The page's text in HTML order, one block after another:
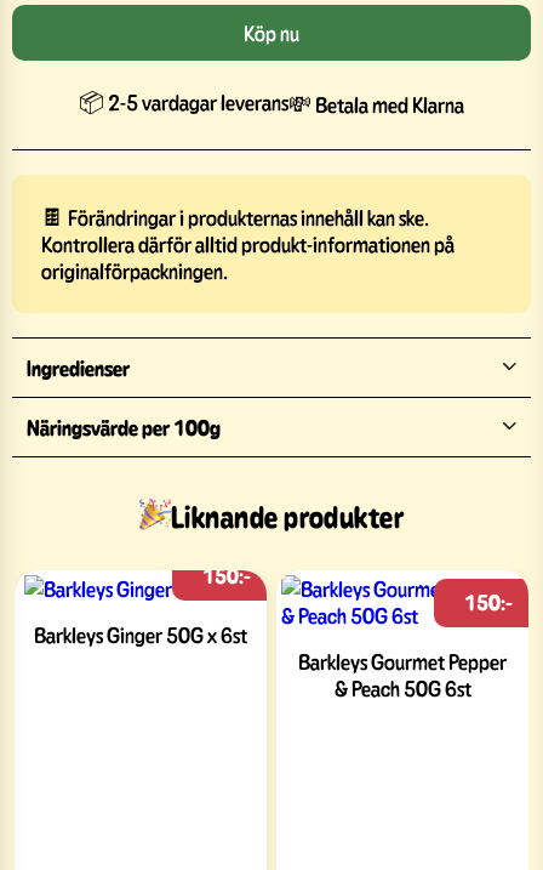
Köp nu
📦 2-5 vardagar leverans💸 Betala med Klarna
🍫 Förändringar i produkternas innehåll kan ske.
Kontrollera därför alltid produkt-informationen på
originalförpackningen.
Ingredienser
Näringsvärde per 100g
Liknande produkter
Barkleys Ginger 50G x 6st
150:-
Barkleys Gourmet Pepper
& Peach 50G 6st
150:-